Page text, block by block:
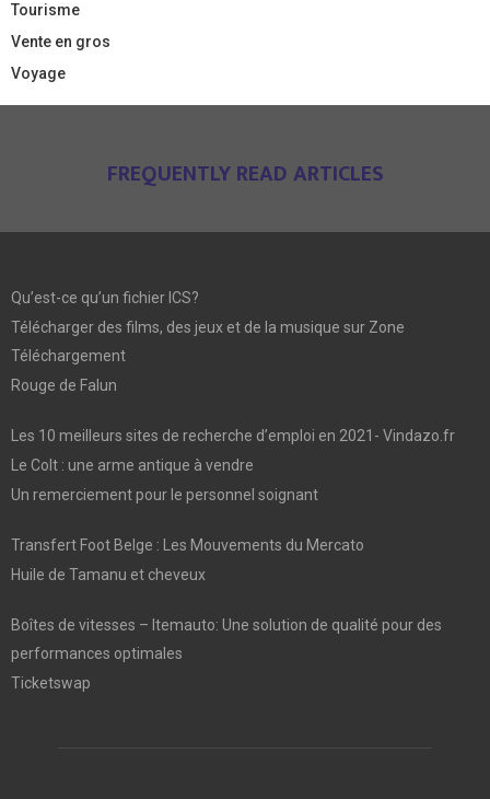
Tourisme
Vente en gros
Voyage
FREQUENTLY READ ARTICLES
Qu’est-ce qu’un fichier ICS?
Télécharger des films, des jeux et de la musique sur Zone
Téléchargement
Rouge de Falun
Les 10 meilleurs sites de recherche d’emploi en 2021- Vindazo.fr
Le Colt : une arme antique à vendre
Un remerciement pour le personnel soignant
Transfert Foot Belge : Les Mouvements du Mercato
Huile de Tamanu et cheveux
Boîtes de vitesses – Itemauto: Une solution de qualité pour des
performances optimales
Ticketswap